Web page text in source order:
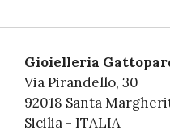
Gioielleria
Via Pirandello, 30
92018 Santa
Sicilia - ITALIA